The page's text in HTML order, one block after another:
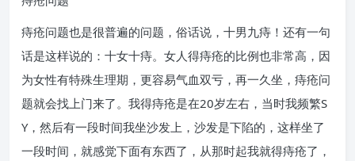
痔疮问题也是很普遍的问题，俗话说，十男九痔！还有一句
话是这样说的：十女十痔。女人得痔疮的比例也非常高，因
为女性有特殊生理期，更容易气血双亏，再一久坐，痔疮问
题就会找上门来了。我得痔疮是在20岁左右，当时我频繁S
Y，然后有一段时间我坐沙发上，沙发是下陷的，这样坐了
一段时间，就感觉下面有东西了，从那时起我就得痔疮了，